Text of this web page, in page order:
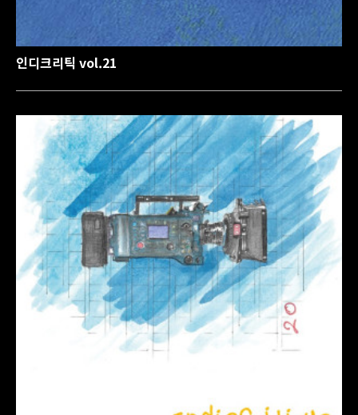
인디크리틱 vol.21